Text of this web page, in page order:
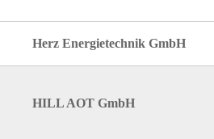
Herz Energietechnik GmbH
HILL AOT GmbH